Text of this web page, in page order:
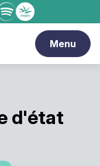
Menu
Enseignement
catholique
d'état